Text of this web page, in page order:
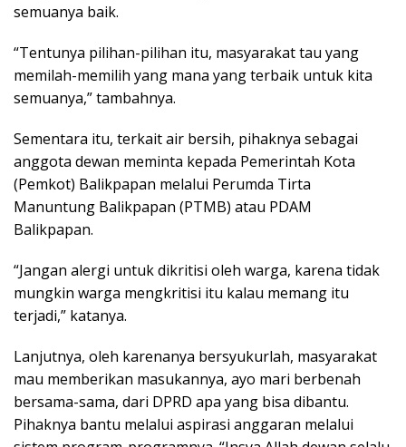
semuanya baik.
“Tentunya pilihan-pilihan itu, masyarakat tau yang
memilah-memilih yang mana yang terbaik untuk kita
semuanya,” tambahnya.
Sementara itu, terkait air bersih, pihaknya sebagai
anggota dewan meminta kepada Pemerintah Kota
(Pemkot) Balikpapan melalui Perumda Tirta
Manuntung Balikpapan (PTMB) atau PDAM
Balikpapan.
“Jangan alergi untuk dikritisi oleh warga, karena tidak
mungkin warga mengkritisi itu kalau memang itu
terjadi,” katanya.
Lanjutnya, oleh karenanya bersyukurlah, masyarakat
mau memberikan masukannya, ayo mari berbenah
bersama-sama, dari DPRD apa yang bisa dibantu.
Pihaknya bantu melalui aspirasi anggaran melalui